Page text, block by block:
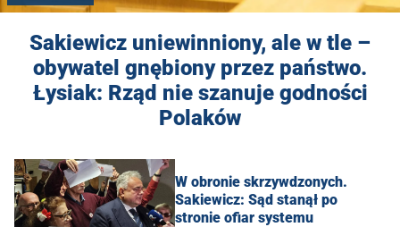
Sakiewicz uniewinniony, ale w tle –
obywatel gnębiony przez państwo.
Łysiak: Rząd nie szanuje godności
Polaków
W obronie skrzywdzonych.
Sakiewicz: Sąd stanął po
stronie ofiar systemu